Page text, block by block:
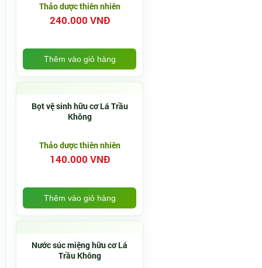
Thảo dược thiên nhiên
240.000 VNĐ
Thêm vào giỏ hàng
Bọt vệ sinh hữu cơ Lá Trầu
Không
Thảo dược thiên nhiên
140.000 VNĐ
Thêm vào giỏ hàng
Nước súc miệng hữu cơ Lá
Trầu Không